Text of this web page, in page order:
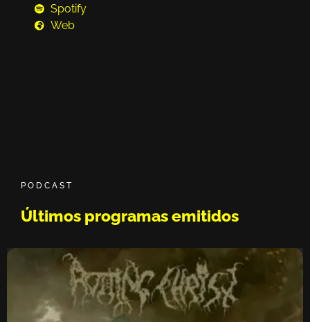
Spotify
Web
PODCAST
Últimos programas emitidos